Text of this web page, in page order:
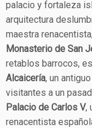
palacio y fortaleza
arquitectura
maestra
Monasterio de San
retablos barrocos,
Alcaicería, un
visitantes a un
Palacio de Carlos V,
renacentista